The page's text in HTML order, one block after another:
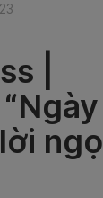
|